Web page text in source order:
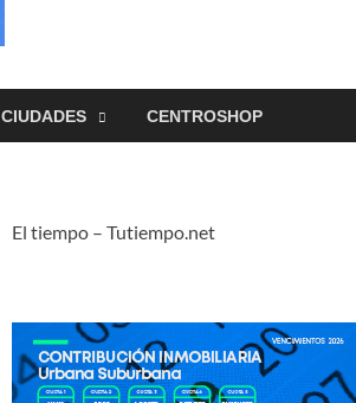
CIUDADES CENTROSHOP
El tiempo – Tutiempo.net